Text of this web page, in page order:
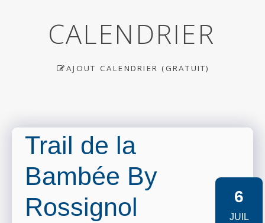
CALENDRIER
AJOUT CALENDRIER (GRATUIT)
Trail de la
Bambée By
Rossignol
6
JUIL